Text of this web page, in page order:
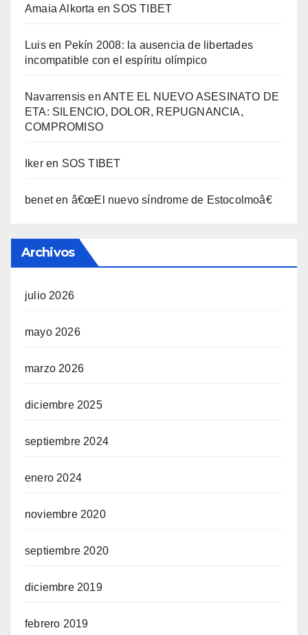
Amaia Alkorta en SOS TIBET
Luisen Pekí­n 2008: la ausencia de libertades
incompatible con el espí­ritu olí­mpico
Navarrensis enANTE EL NUEVO ASESINATO DE
ETA: SILENCIO, DOLOR, REPUGNANCIA,
COMPROMISO
Ikeren SOS TIBET
beneten â€œEl nuevo sí­ndrome de Estocolmoâ€
Archivos
julio 2026
mayo 2026
marzo 2026
diciembre 2025
septiembre 2024
enero 2024
noviembre 2020
septiembre 2020
diciembre 2019
febrero 2019